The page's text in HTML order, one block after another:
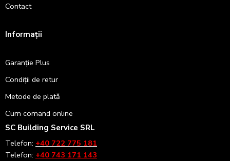
Contact
Informații
Garanție Plus
Condiții de retur
Metode de plată
Cum comand online
SC Building Service SRL
Telefon: +40 722 775 181
Telefon: +40 743 171 143